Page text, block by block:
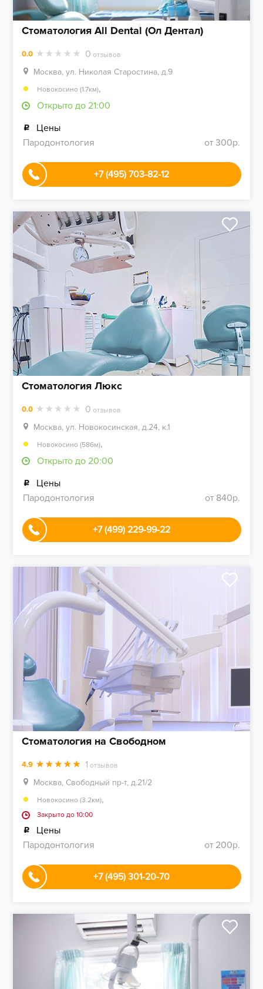
Стоматология All Dental (Ол Дентал)
0.0 0 отзывов
Москва, ул. Николая Старостина, д.9
Новокосино (1.7км),
Открыто до 21:00
Цены
Пародонтология
от 300р.
+7 (495) 703-82-12
Стоматология Люкс
0.0 0 отзывов
Москва, ул. Новокосинская, д.24, к.1
Новокосино (586м),
Открыто до 20:00
Цены
Пародонтология
от 840р.
+7 (499) 229-99-22
Стоматология на Свободном
4.9 1 отзывов
Москва, Свободный пр-т, д.21/2
Новокосино (3.2км),
Закрыто до 10:00
Цены
Пародонтология
от 200р.
+7 (495) 301-20-70